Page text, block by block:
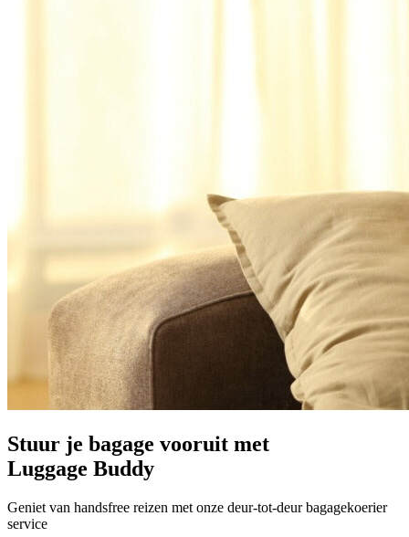
Stuur je bagage vooruit met
Luggage Buddy
Geniet van handsfree reizen met onze deur-tot-deur bagagekoerier
service